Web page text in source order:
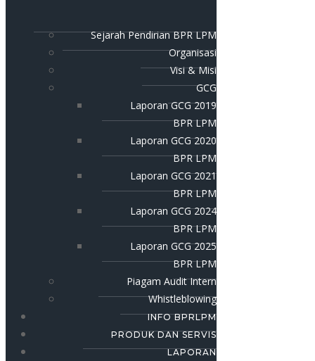
Sejarah Pendirian BPR LPM
Organisasi
Visi & Misi
GCG
Laporan GCG 2019
BPR LPM
Laporan GCG 2020
BPR LPM
Laporan GCG 2021
BPR LPM
Laporan GCG 2024
BPR LPM
Laporan GCG 2025
BPR LPM
Piagam Audit Intern
Whistleblowing
INFO BPRLPM
PRODUK DAN SERVIS
LAPORAN